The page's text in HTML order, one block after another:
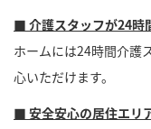
■ 介護スタッフが24時
ホームには24時間介護
心いただけます。
■ 安全安心の居住エリ